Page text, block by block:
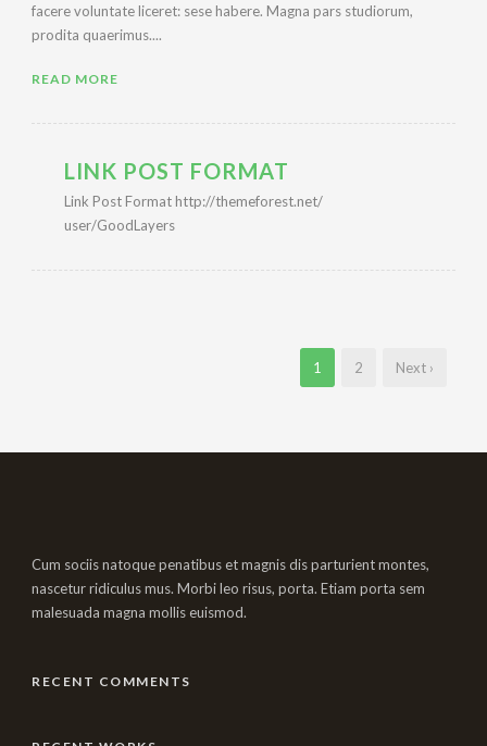
facere voluntate liceret: sese habere. Magna pars studiorum,
prodita quaerimus....
READ MORE
LINK POST FORMAT
Link Post Format http://themeforest.net/
user/GoodLayers
1 2 Next ›
Cum sociis natoque penatibus et magnis dis parturient montes,
nascetur ridiculus mus. Morbi leo risus, porta. Etiam porta sem
malesuada magna mollis euismod.
RECENT COMMENTS